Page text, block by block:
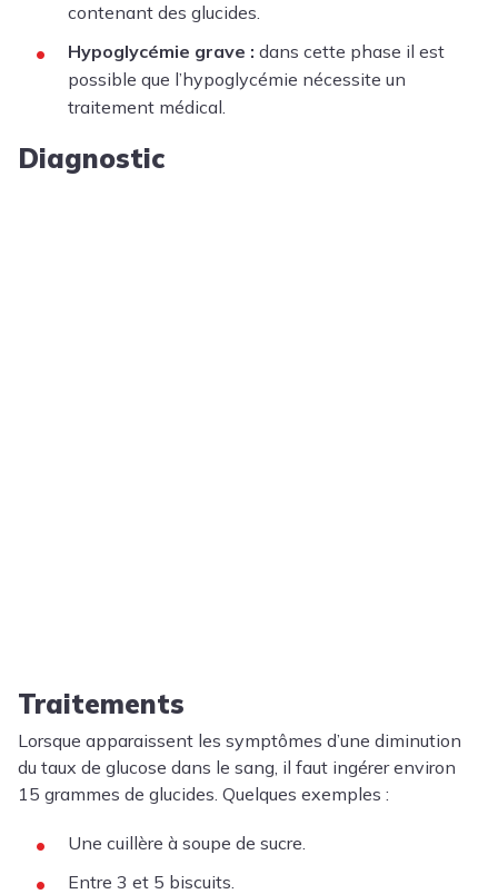
contenant des glucides.
Hypoglycémie grave : dans cette phase il est
possible que l’hypoglycémie nécessite un
traitement médical.
Diagnostic
Traitements
Lorsque apparaissent les symptômes d’une diminution
du taux de glucose dans le sang, il faut ingérer environ
15 grammes de glucides. Quelques exemples :
Une cuillère à soupe de sucre.
Entre 3 et 5 biscuits.